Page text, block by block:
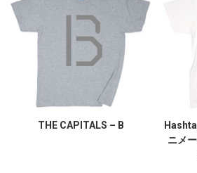
THE CAPITALS – B
ニメ